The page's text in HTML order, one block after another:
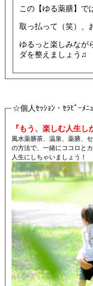
この【ゆる薬膳】で
取っ払って（笑）、
ゆるっと楽しみなが
ダを整えましょう♫
☆個人ｾｯｼｮﾝ・ｾﾗﾋﾟｰﾒﾆ
『もう、楽しむ人生し
風水薬膳茶、温泉、薬膳、
の方法で、一緒にココロと
人生にしちゃいましょう！